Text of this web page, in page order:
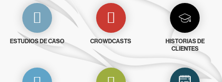
ESTUDIOS DE CASO CROWDCASTS
HISTORIAS DE
CLIENTES